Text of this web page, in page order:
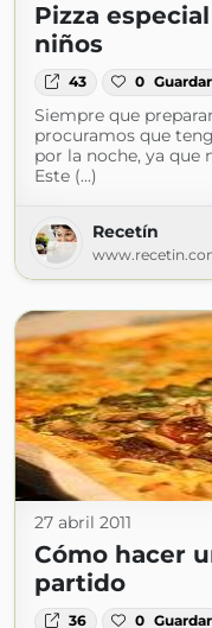
Pizza
niños
43 0 Guardar
Siempre que
procuramos que
por la noche, ya que
Este (...)
Recetín
27 abril 2011
Cómo hacer
partido
36 0 Guardar